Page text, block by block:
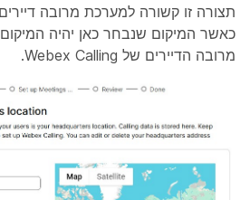
כאשר המיקום שנבחר כאן יהיה
מרובה הדיירים של Webex Calling.